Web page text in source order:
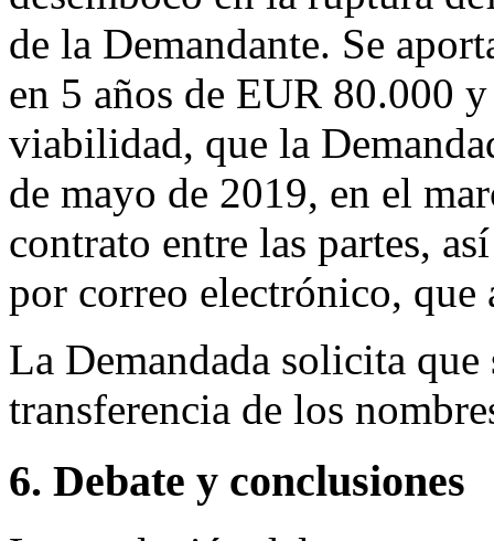
de la Demandante. Se
en 5 años de EUR 80.000
viabilidad, que la
de mayo de 2019, en el
contrato entre las partes,
por correo electrónico, que
La Demandada solicita
transferencia de los
6. Debate y conclusiones